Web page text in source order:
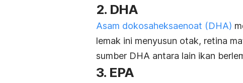
2. DHA
Asam dokosaheksaenoat (DHA)
lemak ini menyusun otak, retina
sumber DHA antara lain ikan
3. EPA